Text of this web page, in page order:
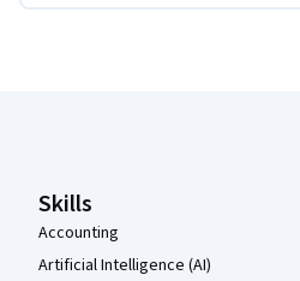
Skills
Accounting
Artificial Intelligence (AI)